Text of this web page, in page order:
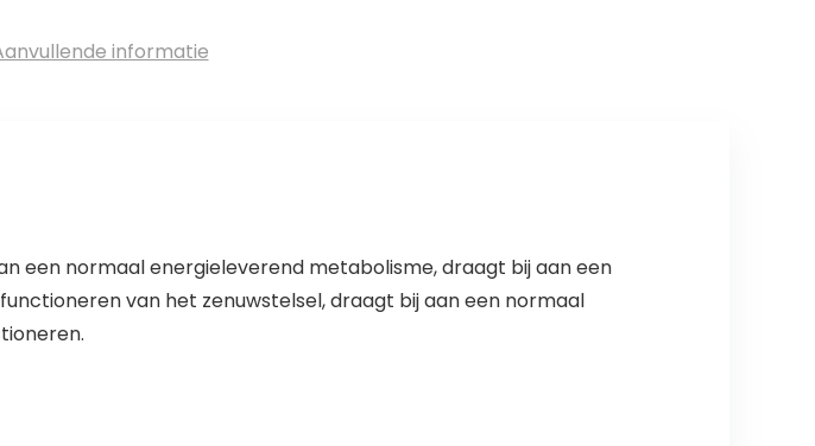
informatie
een normaal energieleverend metabolisme, draagt bij aan een
van het zenuwstelsel, draagt bij aan een normaal